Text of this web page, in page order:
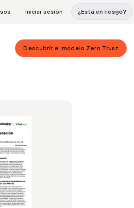
Iniciar sesión ¿Está en riesgo?
Descubrir el modelo Zero Trust